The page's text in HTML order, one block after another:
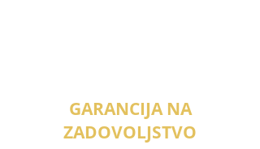
GARANCIJA NA
ZADOVOLJSTVO